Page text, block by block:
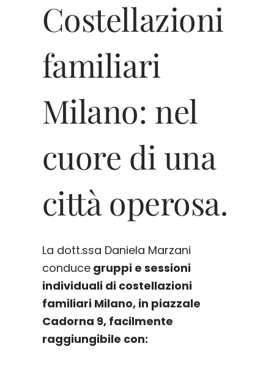
Costellazioni
familiari
Milano: nel
cuore di una
città operosa.
La dott.ssa Daniela Marzani
conducegruppi e sessioni
individuali di costellazioni
familiari Milano, in piazzale
Cadorna 9, facilmente
raggiungibile con: